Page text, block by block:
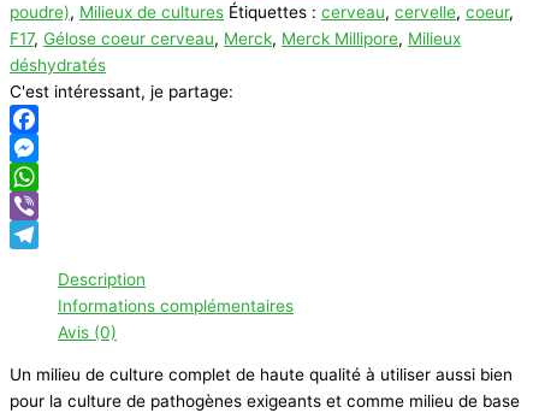
poudre), Milieux de cultures Étiquettes : cerveau, cervelle, coeur,
F17, Gélose coeur cerveau, Merck, Merck Millipore, Milieux
déshydratés
C'est intéressant, je partage:
Facebook
Messenger
WhatsApp
Viber
Description
Informations complémentaires
Avis (0)
Un milieu de culture complet de haute qualité à utiliser aussi bien
pour la culture de pathogènes exigeants et comme milieu de base